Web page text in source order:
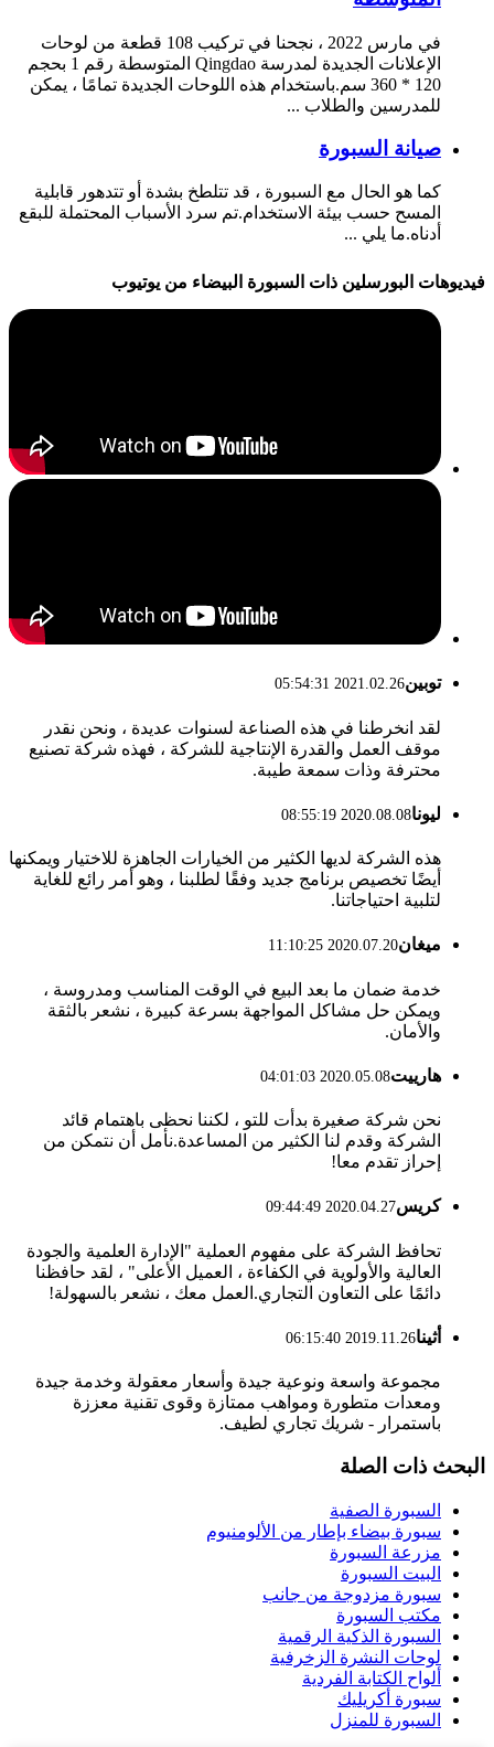
في مارس 2022 ، نجحنا في تركيب 108 قطعة من لوحات
الإعلانات الجديدة لمدرسة Qingdao المتوسطة رقم 1 بحجم
120 * 360 سم.باستخدام هذه اللوحات الجديدة تمامًا ، يمكن
للمدرسين والطلاب ...
صيانة السبورة
كما هو الحال مع السبورة ، قد تتلطخ بشدة أو تتدهور قابلية
المسح حسب بيئة الاستخدام.تم سرد الأسباب المحتملة للبقع
أدناه.ما يلي ...
فيديوهات البورسلين ذات السبورة البيضاء من يوتيوب
توبين2021.02.26 05:54:31
لقد انخرطنا في هذه الصناعة لسنوات عديدة ، ونحن نقدر
موقف العمل والقدرة الإنتاجية للشركة ، فهذه شركة تصنيع
محترفة وذات سمعة طيبة.
ليونا2020.08.08 08:55:19
هذه الشركة لديها الكثير من الخيارات الجاهزة للاختيار ويمكنها
أيضًا تخصيص برنامج جديد وفقًا لطلبنا ، وهو أمر رائع للغاية
لتلبية احتياجاتنا.
ميغان2020.07.20 11:10:25
خدمة ضمان ما بعد البيع في الوقت المناسب ومدروسة ،
ويمكن حل مشاكل المواجهة بسرعة كبيرة ، نشعر بالثقة
والأمان.
هارييت2020.05.08 04:01:03
نحن شركة صغيرة بدأت للتو ، لكننا نحظى باهتمام قائد
الشركة وقدم لنا الكثير من المساعدة.نأمل أن نتمكن من
إحراز تقدم معا!
كريس2020.04.27 09:44:49
تحافظ الشركة على مفهوم العملية "الإدارة العلمية والجودة
العالية والأولوية في الكفاءة ، العميل الأعلى" ، لقد حافظنا
دائمًا على التعاون التجاري.العمل معك ، نشعر بالسهولة!
أثينا2019.11.26 06:15:40
مجموعة واسعة ونوعية جيدة وأسعار معقولة وخدمة جيدة
ومعدات متطورة ومواهب ممتازة وقوى تقنية معززة
باستمرار - شريك تجاري لطيف.
البحث ذات الصلة
السبورة الصفية
سبورة بيضاء بإطار من الألومنيوم
مزرعة السبورة
البيت السبورة
سبورة مزدوجة من جانب
مكتب السبورة
السبورة الذكية الرقمية
لوحات النشرة الزخرفية
ألواح الكتابة الفردية
سبورة أكريليك
السبورة للمنزل